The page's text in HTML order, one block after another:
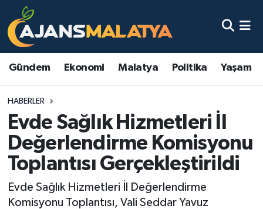
Gündem Ekonomi Malatya Politika Yaşam
HABERLER
Evde Sağlık Hizmetleri İl
Değerlendirme Komisyonu
Toplantısı Gerçekleştirildi
Evde Sağlık Hizmetleri İl Değerlendirme
Komisyonu Toplantısı, Vali Seddar Yavuz
Asayiş
Eğitim
Ekonomi
Gündem
Kadın
Malatya Nöbetçi Eczaneler
Malatya Namaz Vakitleri
Malatya Trafik Yoğunluk Haritası
TFF 3.Lig 2.Grup Puan Durumu ve Fikstür
Tüm Manşetler